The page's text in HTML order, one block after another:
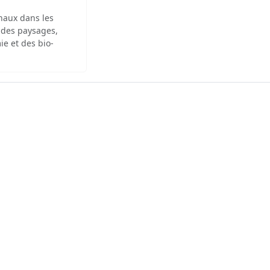
dans les
paysages,
et des bio-